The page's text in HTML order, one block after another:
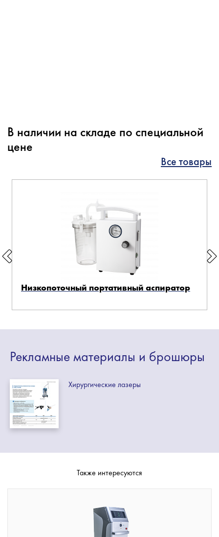
В наличии на складе по специальной
цене
Все товары
Низкопоточный портативный аспиратор
Рекламные материалы и брошюры
Хирургические лазеры
Также интересуются